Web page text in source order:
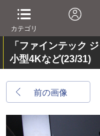
カテゴリ
「ファインテック
小型4Kなど(23/31)
前の画像